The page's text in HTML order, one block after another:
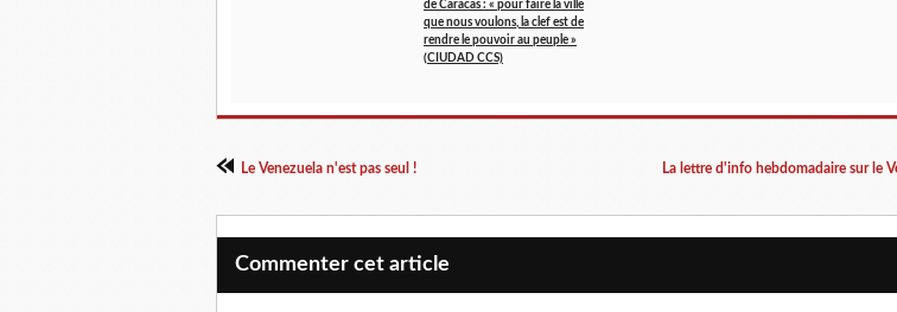
de Caracas : « pour faire la ville
que nous voulons, la clef est de
rendre le pouvoir au peuple »
(CIUDAD CCS)
Le Venezuela n'est pas seul ! La lettre d'info hebdomadaire sur le
Commenter cet article